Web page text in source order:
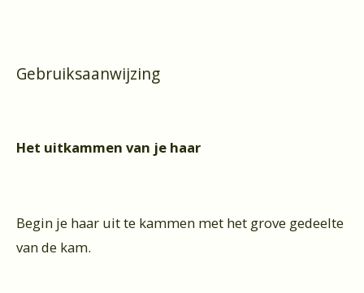
Gebruiksaanwijzing
Het uitkammen van je haar
Begin je haar uit te kammen met het grove gedeelte
van de kam.